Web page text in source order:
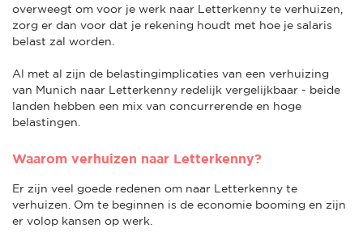
overweegt om voor je werk naar Letterkenny te verhuizen,
zorg er dan voor dat je rekening houdt met hoe je salaris
belast zal worden.
Al met al zijn de belastingimplicaties van een verhuizing
van Munich naar Letterkenny redelijk vergelijkbaar - beide
landen hebben een mix van concurrerende en hoge
belastingen.
Waarom verhuizen naar Letterkenny?
Er zijn veel goede redenen om naar Letterkenny te
verhuizen. Om te beginnen is de economie booming en zijn
er volop kansen op werk.